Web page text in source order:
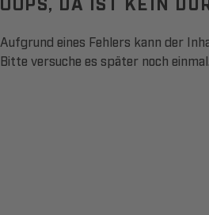
Aufgrund eines Fehlers kann der
Bitte versuche es später noch einmal.